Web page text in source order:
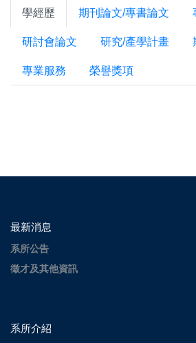
學經歷 期刊論文/專書論文
研討會論文 研究/產學計畫
專業服務 榮譽獎項
最新消息
系所公告
徵才及其他資訊
系所介紹